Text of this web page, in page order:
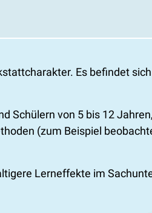
Es befindet
Schülern von 5 bis 12
(zum Beispiel
Lerneffekte im